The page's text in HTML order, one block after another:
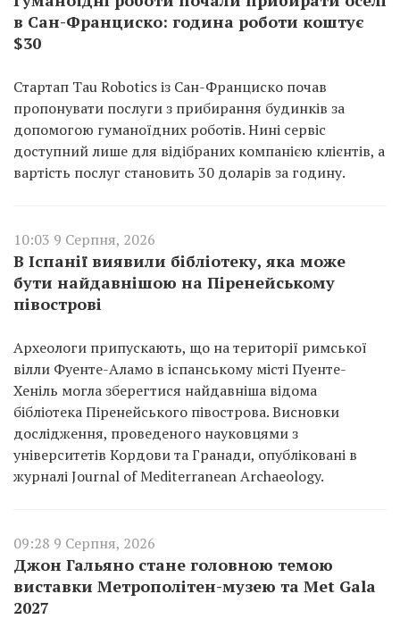
в Сан-Франциско: година роботи коштує
$30
Стартап Tau Robotics із Сан-Франциско почав
пропонувати послуги з прибирання будинків за
допомогою гуманоїдних роботів. Нині сервіс
доступний лише для відібраних компанією клієнтів, а
вартість послуг становить 30 доларів за годину.
10:03 9 Серпня, 2026
В Іспанії виявили бібліотеку, яка може
бути найдавнішою на Піренейському
півострові
Археологи припускають, що на території римської
вілли Фуенте-Аламо в іспанському місті Пуенте-
Хеніль могла зберегтися найдавніша відома
бібліотека Піренейського півострова. Висновки
дослідження, проведеного науковцями з
університетів Кордови та Гранади, опубліковані в
журналі Journal of Mediterranean Archaeology.
09:28 9 Серпня, 2026
Джон Гальяно стане головною темою
виставки Метрополітен-музею та Met Gala
2027